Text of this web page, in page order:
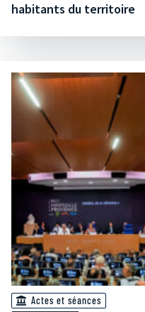
habitants du territoire
Actes et séances